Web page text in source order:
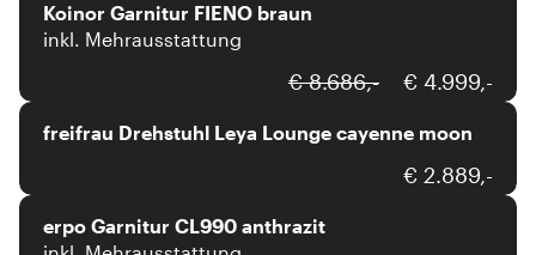
Koinor Garnitur FIENO braun
inkl. Mehrausstattung
€ 8.686,- € 4.999,-
freifrau
freifrau Drehstuhl Leya Lounge cayenne moon
€ 2.889,-
erpo
erpo Garnitur CL990 anthrazit